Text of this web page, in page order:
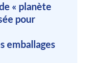
« planète
pour
emballages